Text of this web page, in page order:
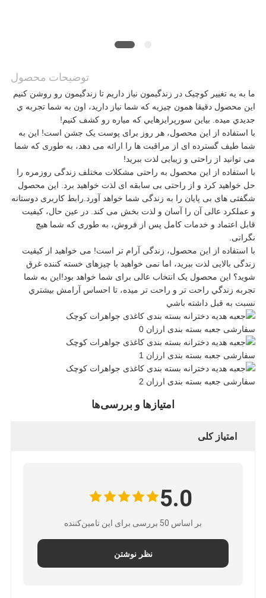
نقشه
سایت
سیاست
حفظ
حریم
خصوصی
توضیحات محصول
ما به يه تغيير کوچيک در زندگيمون نياز داريم تا زندگيمون رو روشن کنيم
اين محصول دقیقا همون چيزيه که شما نياز داريد، اون به شما تجربه ي
جديدي ميده. بياين سورپرايزهايي که مياره رو کشف کنيم!
با استفاده از این محصول، هر روز برای پوست یک جشن است! این به
شما طیف گسترده ای از مراقبت ها را ارائه می دهد، به طوری که شما
می توانید از راحتی و زیبایی لذت ببرید!
با استفاده از این محصول به راحتی مشکلات مختلف زندگی روزمره را
حل خواهید کرد و از راحتی بی سابقه ای لذت خواهید برد. این محصول
شگفتی های بی پایان را به زندگی شما خواهد آورد.رابط کاربری دوستانه
و عملکرد عالی آن را آسان و لذت بخش می کند. در عین حال، کیفیت
قابل اعتماد و خدمات کامل پس از فروش، به طوری که شما هیچ
نگرانی.
با استفاده از این محصول، زندگی آرام تر است! می خواهید از کیفیت
زندگی بالایی لذت ببرید، اما نمی خواهید با چیزهای خسته کننده غرق
شوید؟ این محصول یک انتخاب عالی برای شما خواهد بود!اين به شما
تجربه زندگي راحت تر و راحت تر ميده، تا احساس آرامش بيشتري
نسبت به قبل داشته باشي
امتیازها و بررسی‌ها
امتیاز کلی
5.0
بر اساس 50 بررسی برای این تامین‌کننده
نظر نوشتن